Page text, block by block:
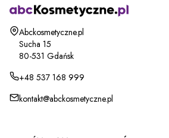
Adres:
Abckosmetyczne.pl
Sucha 15
80-531 Gdańsk
+48 537 168 999
kontakt@abckosmetyczne.pl